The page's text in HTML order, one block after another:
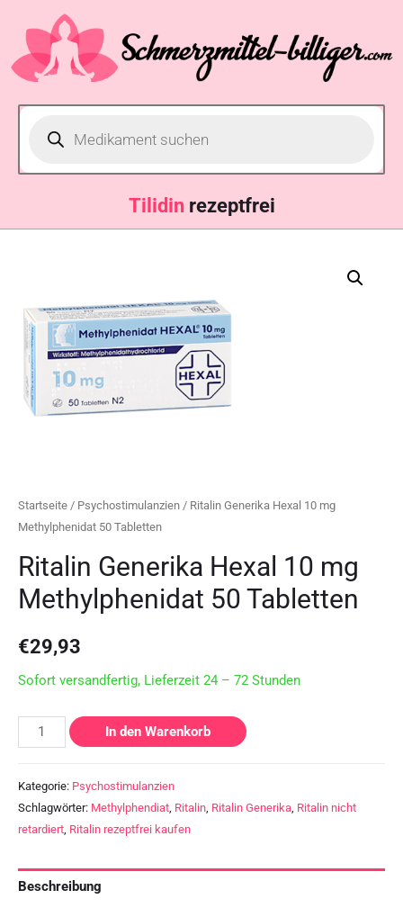
Tili rezeptfrei
Startseite / Psychostimulanzien / Ritalin Generika Hexal 10 mg
Methylphenidat 50 Tabletten
Ritalin Generika Hexal 10 mg
Methylphenidat 50 Tabletten
€29,93
Sofort versandfertig, Lieferzeit 24 – 72 Stunden
In den Warenkorb
Kategorie: Psychostimulanzien
Schlagwörter: Methylphendiat, Ritalin, Ritalin Generika, Ritalin nicht
retardiert, Ritalin rezeptfrei kaufen
Beschreibung